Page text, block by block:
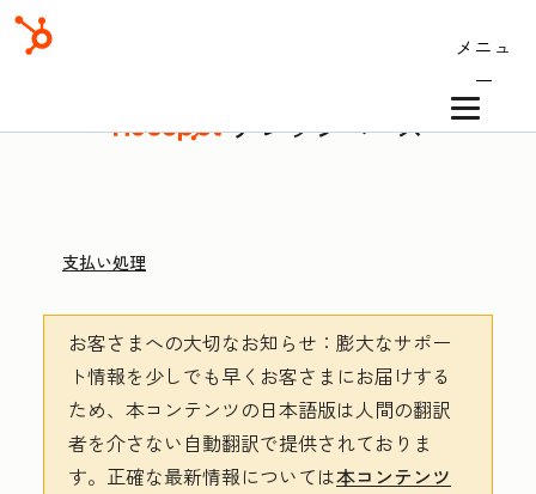
メニュ
ー
ナレッジベース
支払い処理
お客さまへの大切なお知らせ ：膨大なサポー
ト情報を少しでも早くお客さまにお届けする
ため、本コンテンツの日本語版は人間の翻訳
者を介さない自動翻訳で提供されておりま
す。 正確な最新情報については本コンテンツ